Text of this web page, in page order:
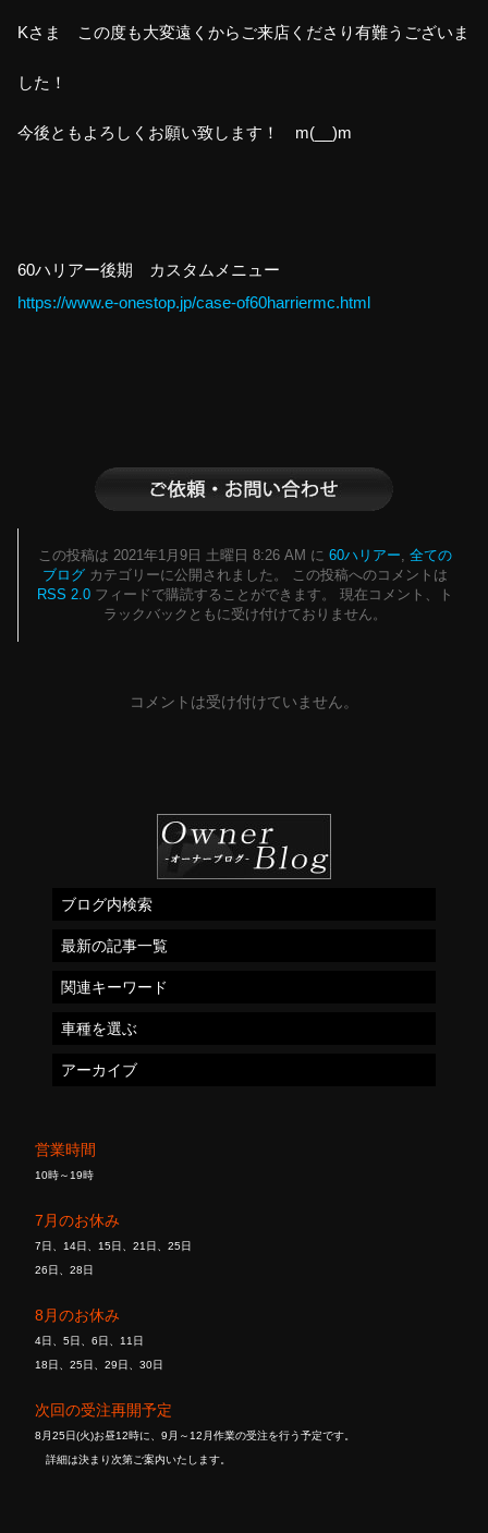
Kさま この度も大変遠くからご来店くださり有難うございま
した！
今後ともよろしくお願い致します！ m(__)m
60ハリアー後期 カスタムメニュー
https://www.e-onestop.jp/case-of60harriermc.html
この投稿は 2021年1月9日 土曜日 8:26 AM に 60ハリアー
全ての
ブログカテゴリーに公開されました。 この投稿へのコメントは
RSS 2.0フィードで購読することができます。 現在コメント、ト
ラックバックともに受け付けておりません。
コメントは受け付けていません。
営業時間
10時～19時
7月のお休み
7日、14日、15日、21日、25日
26日、28日
8月のお休み
4日、5日、6日、11日
18日、25日、29日、30日
次回の受注再開予定
8月25日(火)お昼12時に、9月～12月作業の受注を行う予定です。
詳細は決まり次第ご案内いたします。
ブログ内検索
最新の記事一覧
関連キーワード
車種を選ぶ
アーカイブ